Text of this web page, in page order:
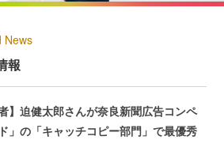
News
報
】迫健太郎さんが奈良新聞広告コンペ
」の「キャッチコピー部門」で最優秀